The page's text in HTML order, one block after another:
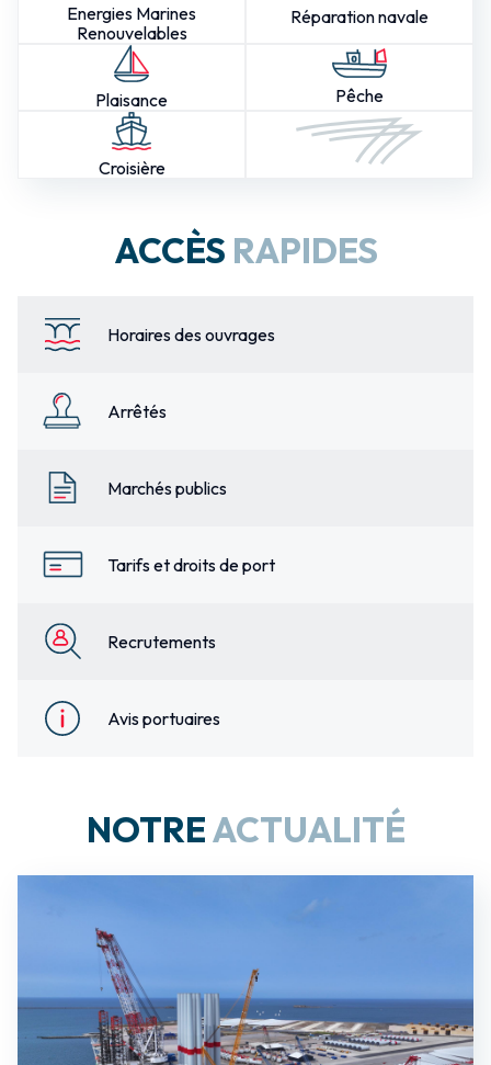
Energies Marines
Renouvelables
Réparation navale
Plaisance Pêche
Croisière
ACCÈS RAPIDES
Horaires des ouvrages
Arrêtés
Marchés publics
Tarifs et droits de port
Recrutements
Avis portuaires
NOTREACTUALITÉ